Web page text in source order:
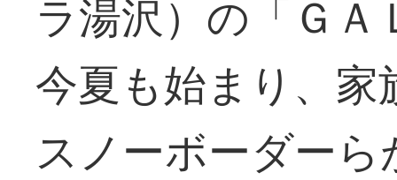
ラ湯沢）の「Ｇ
今夏も始まり、
スノーボーダー